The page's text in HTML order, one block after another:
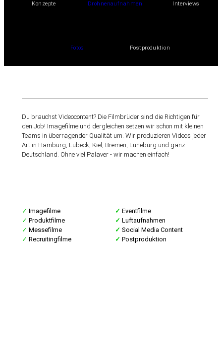
Konzepte Drohnenaufnahmen Interviews
Fotos Postproduktion
Du brauchst Videocontent? Die Filmbrüder sind die Richtigen für
den Job! Imagefilme und dergleichen setzen wir schon mit kleinen
Teams in überragender Qualität um. Wir produzieren Videos jeder
Art in Hamburg, Lübeck, Kiel, Bremen, Lüneburg und ganz
Deutschland. Ohne viel Palaver - wir machen einfach!
✓ Imagefilme
✓ Produktfilme
✓ Messefilme
✓ Recruitingfilme
✓ Eventfilme
✓ Luftaufnahmen
✓ Social Media Content
✓ Postproduktion